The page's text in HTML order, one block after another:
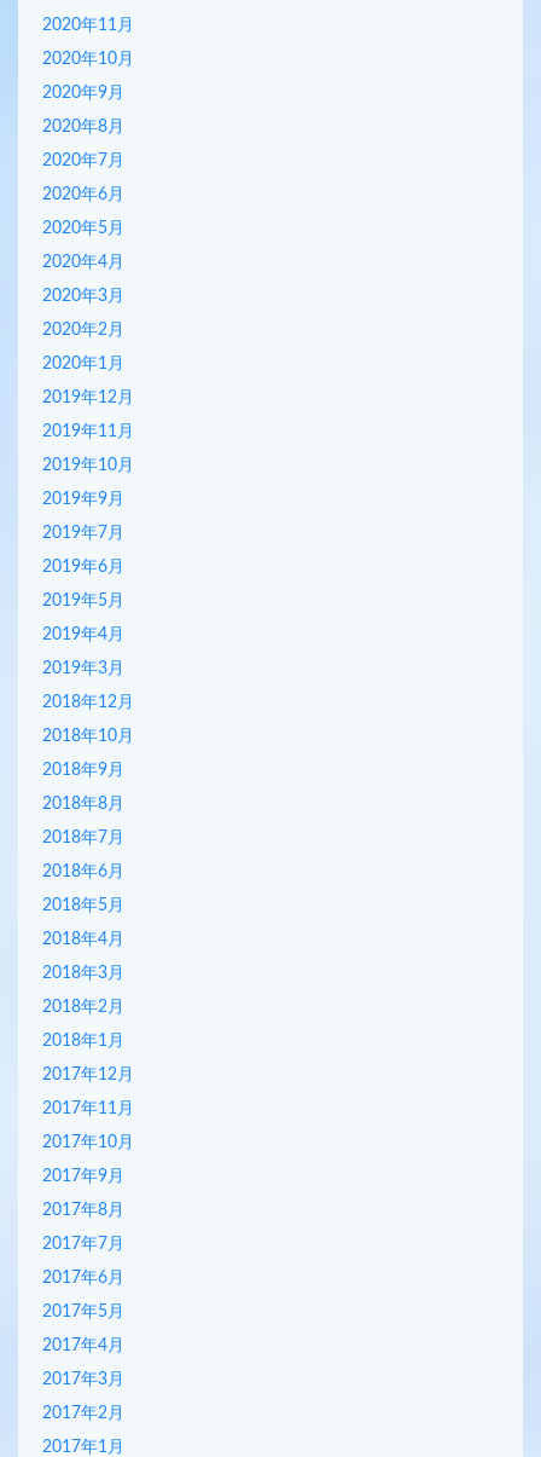
2020年11月
2020年10月
2020年9月
2020年8月
2020年7月
2020年6月
2020年5月
2020年4月
2020年3月
2020年2月
2020年1月
2019年12月
2019年11月
2019年10月
2019年9月
2019年7月
2019年6月
2019年5月
2019年4月
2019年3月
2018年12月
2018年10月
2018年9月
2018年8月
2018年7月
2018年6月
2018年5月
2018年4月
2018年3月
2018年2月
2018年1月
2017年12月
2017年11月
2017年10月
2017年9月
2017年8月
2017年7月
2017年6月
2017年5月
2017年4月
2017年3月
2017年2月
2017年1月